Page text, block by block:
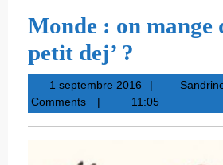
Monde : on mange
petit dej’ ?
1 septembre 20161
septembre
2016
Comments
11:05